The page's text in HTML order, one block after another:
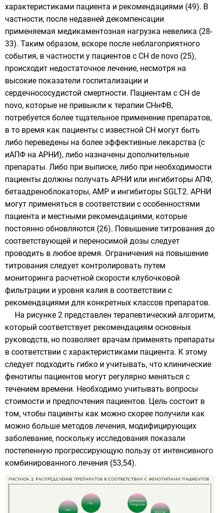
характеристиками пациента и рекомендациями (49). В
частности, после недавней декомпенсации
применяемая медикаментозная нагрузка невелика (28-
33). Таким образом, вскоре после неблагоприятного
события, в частности у пациентов с СН de novo (25),
происходит недостаточное лечение, несмотря на
высокие показатели госпитализации и
сердечнососудистой смертности. Пациентам с СН de
novo, которые не привыкли к терапии СНнФВ,
потребуется более тщательное применение препаратов,
в то время как пациенты с известной СН могут быть
либо переведены на более эффективные лекарства (с
иАПФ на АРНИ), либо назначены дополнительные
препараты. Либо при выписке, либо при необходимости
пациенты должны получать АРНИ или ингибиторы АПФ,
бетаадреноблокаторы, АМР и ингибиторы SGLT2. АРНИ
могут применяться в соответствии с особенностями
пациента и местными рекомендациями, которые
постоянно обновляются (26). Повышение титрования до
соответствующей и переносимой дозы следует
проводить в любое время. Ограничения на повышение
титрования следует контролировать путем
мониторинга расчетной скорости клубочковой
фильтрации и уровня калия в соответствии с
рекомендациями для конкретных классов препаратов.
На рисунке 2 представлен терапевтический алгоритм,
который соответствует рекомендациям основных
руководств, но позволяет врачам применять препараты
в соответствии с характеристиками пациента. К этому
следует подходить гибко и учитывать, что клинические
фенотипы пациентов могут регулярно меняться с
течением времени. Необходимо учитывать вопросы
стоимости и предпочтения пациентов. Цель состоит в
том, чтобы пациенты как можно скорее получили как
можно больше методов лечения, модифицирующих
заболевание, поскольку исследования показали
постепенную прогрессирующую пользу от интенсивного
комбинированного лечения (53,54).